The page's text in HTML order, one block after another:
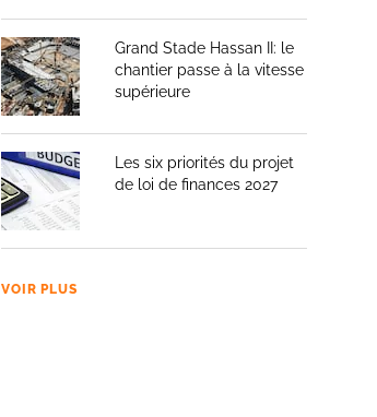
Grand Stade Hassan II: le
chantier passe à la vitesse
supérieure
Les six priorités du projet
de loi de finances 2027
VOIR PLUS